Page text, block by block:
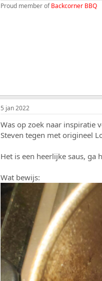
Proud member ofBackcorner BBQ
5 jan 2022
Was op zoek naar inspiratie
Steven tegen met origineel
Het is een heerlijke saus, ga
Wat bewijs: